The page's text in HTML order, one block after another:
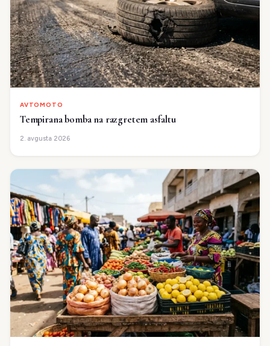
AVTOMOTO
Tempirana bomba na razgretem asfaltu
2. avgusta 2026